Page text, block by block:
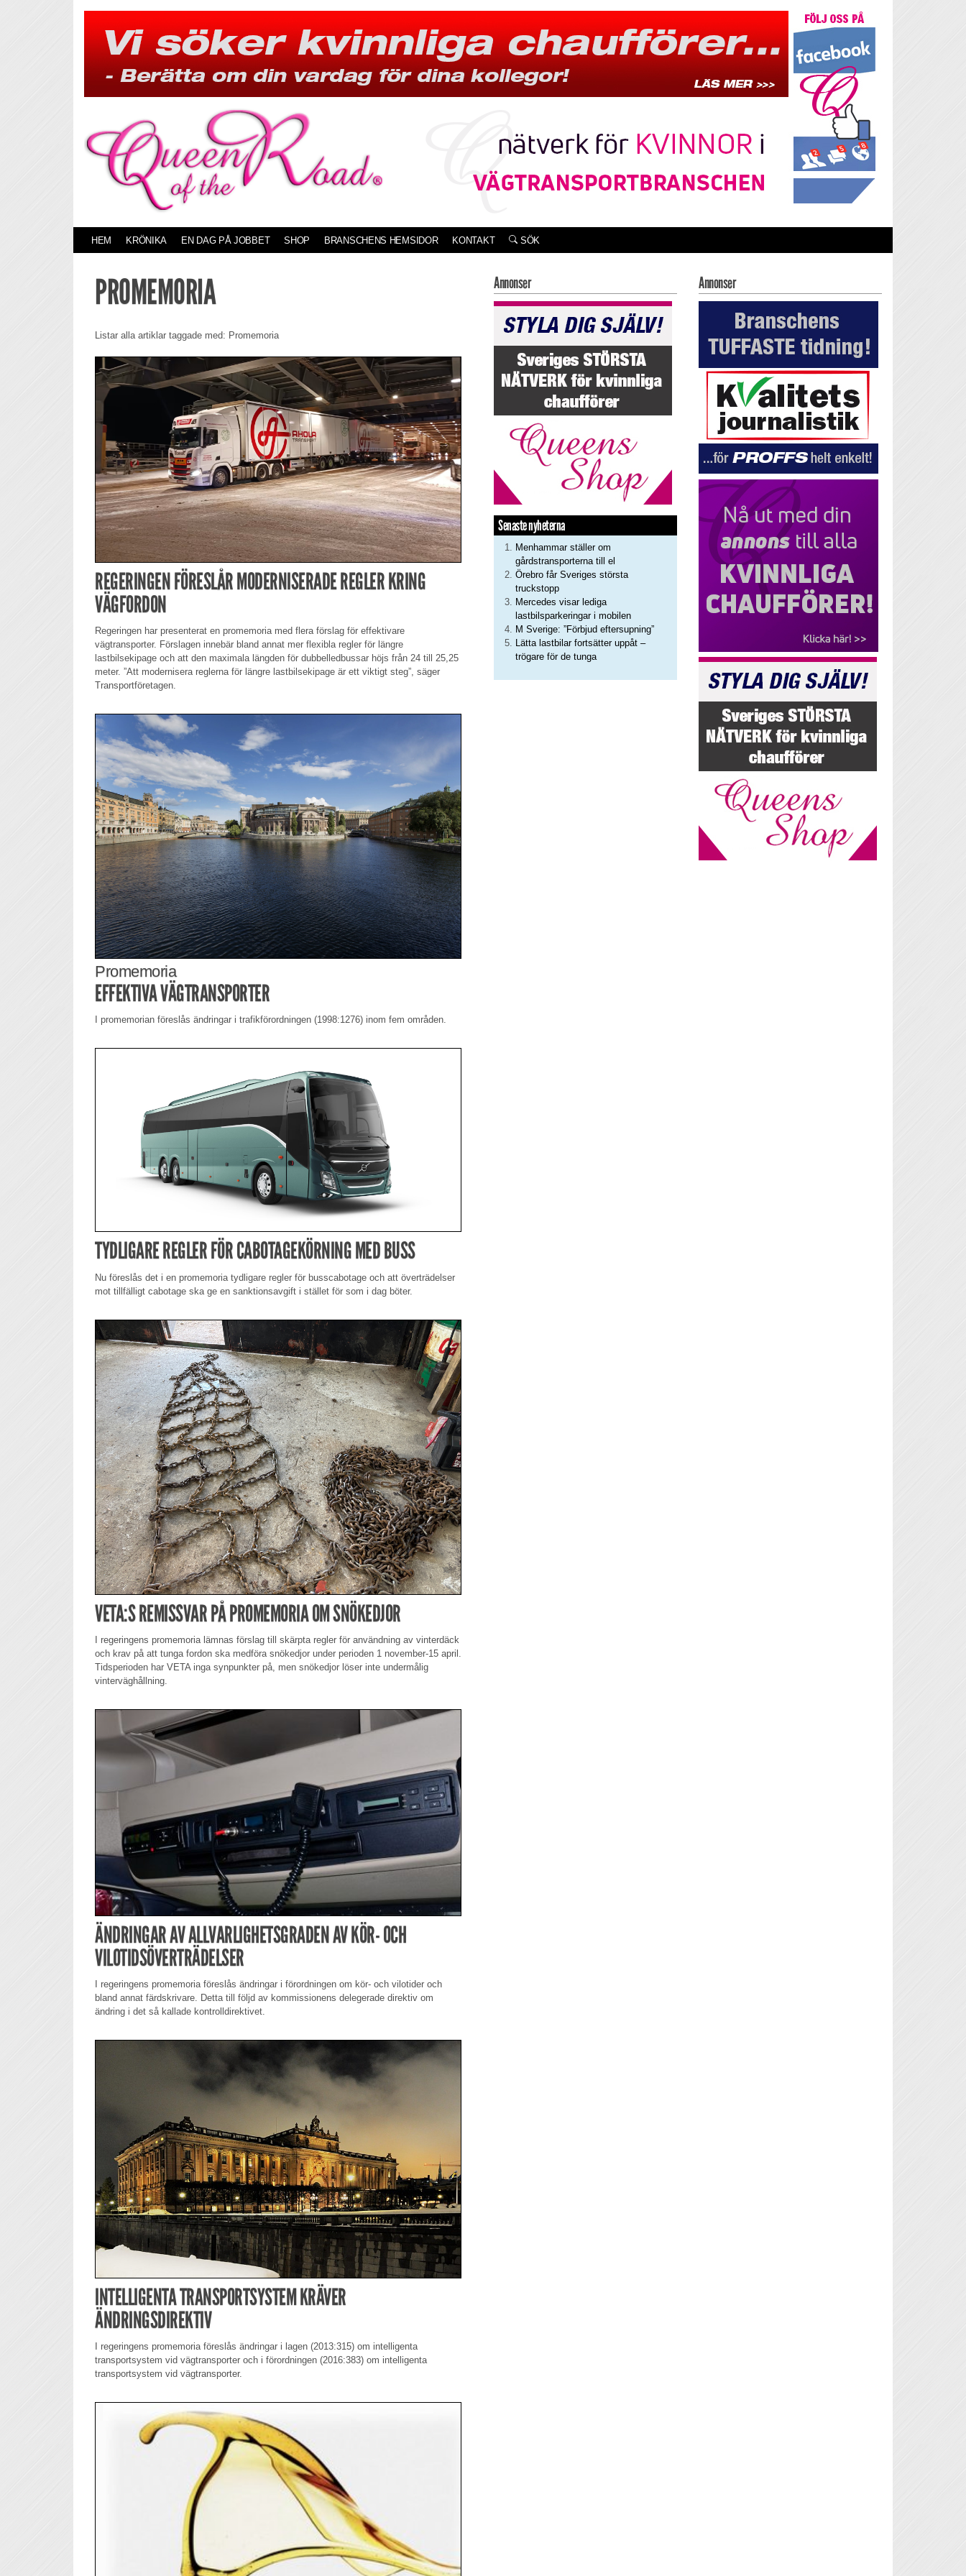
HEM KRÖNIKA EN DAG PÅ JOBBET SHOP BRANSCHENS HEMSIDOR KONTAKT SÖK
PROMEMORIA
Listar alla artiklar taggade med: Promemoria
REGERINGEN FÖRESLÅR MODERNISERADE REGLER KRING
VÄGFORDON
Regeringen har presenterat en promemoria med flera förslag för effektivare
vägtransporter. Förslagen innebär bland annat mer flexibla regler för längre
lastbilsekipage och att den maximala längden för dubbelledbussar höjs från 24 till 25,25
meter. ”Att modernisera reglerna för längre lastbilsekipage är ett viktigt steg”, säger
Transportföretagen.
Promemoria
EFFEKTIVA VÄGTRANSPORTER
I promemorian föreslås ändringar i trafikförordningen (1998:1276) inom fem områden.
TYDLIGARE REGLER FÖR CABOTAGEKÖRNING MED BUSS
Nu föreslås det i en promemoria tydligare regler för busscabotage och att överträdelser
mot tillfälligt cabotage ska ge en sanktionsavgift i stället för som i dag böter.
VETA:S REMISSVAR PÅ PROMEMORIA OM SNÖKEDJOR
I regeringens promemoria lämnas förslag till skärpta regler för användning av vinterdäck
och krav på att tunga fordon ska medföra snökedjor under perioden 1 november-15 april.
Tidsperioden har VETA inga synpunkter på, men snökedjor löser inte undermålig
vinterväghållning.
ÄNDRINGAR AV ALLVARLIGHETSGRADEN AV KÖR- OCH
VILOTIDSÖVERTRÄDELSER
I regeringens promemoria föreslås ändringar i förordningen om kör- och vilotider och
bland annat färdskrivare. Detta till följd av kommissionens delegerade direktiv om
ändring i det så kallade kontrolldirektivet.
INTELLIGENTA TRANSPORTSYSTEM KRÄVER
ÄNDRINGSDIREKTIV
I regeringens promemoria föreslås ändringar i lagen (2013:315) om intelligenta
transportsystem vid vägtransporter och i förordningen (2016:383) om intelligenta
transportsystem vid vägtransporter.
Annonser
Senaste nyheterna
Menhammar ställer om
gårdstransporterna till el
Örebro får Sveriges största
truckstopp
Mercedes visar lediga
lastbilsparkeringar i mobilen
M Sverige: ”Förbjud eftersupning”
Lätta lastbilar fortsätter uppåt –
trögare för de tunga
Annonser